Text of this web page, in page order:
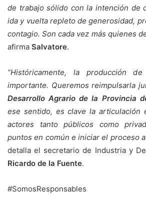
de trabajo sólido con la intención de
ida y vuelta repleto de generosidad,
contagio. Son cada vez más quienes
afirma Salvatore.
“Históricamente, la producción
importante. Queremos reimpulsarla
Desarrollo Agrario de la Provincia
ese sentido, es clave la articulación
actores tanto públicos como
puntos en común e iniciar el proceso
detalla el secretario de Industria y
Ricardo de la Fuente.
#SomosResponsables